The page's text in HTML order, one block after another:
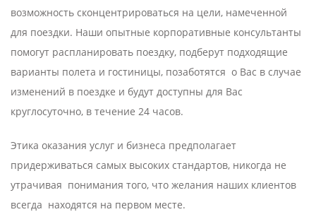
возможность сконцентрироваться на цели, намеченной
для поездки. Наши опытные корпоративные консультанты
помогут распланировать поездку, подберут подходящие
варианты полета и гостиницы, позаботятся о Вас в случае
изменений в поездке и будут доступны для Вас
круглосуточно, в течение 24 часов.
Этика оказания услуг и бизнеса предполагает
придерживаться самых высоких стандартов, никогда не
утрачивая понимания того, что желания наших клиентов
всегда находятся на первом месте.